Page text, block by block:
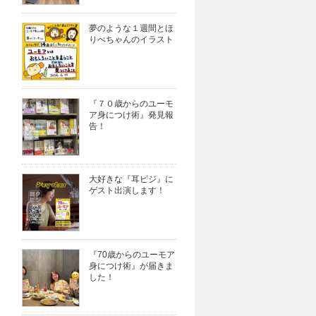
夢のような１週間とほ
りべちゃんのイラスト
『７０歳からのユーモ
ア身につけ術』発見報
告！
大好きな『耳ビジ』に
ゲスト出演します！
『70歳からのユーモア
身につけ術』が届きま
した！